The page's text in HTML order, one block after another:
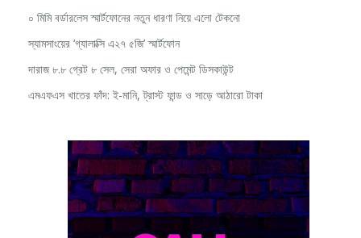
০ মিমি বর্ডারলেস স্মার্টফোনের নতুন ধারণা নিয়ে এলো টেকনো
স্যামসাংয়ের ‘গ্যালাক্সি এ২৭ ৫জি’ স্মার্টফোন
দারাজ ৮.৮ গ্রেট ৮ সেল, সেরা অফার ও পেমেন্ট ডিসকাউন্ট
এমএফএস খাতের ফাঁদ: ই-মানি, ট্রাস্ট ফান্ড ও সাড়ে আঠারো টাকা